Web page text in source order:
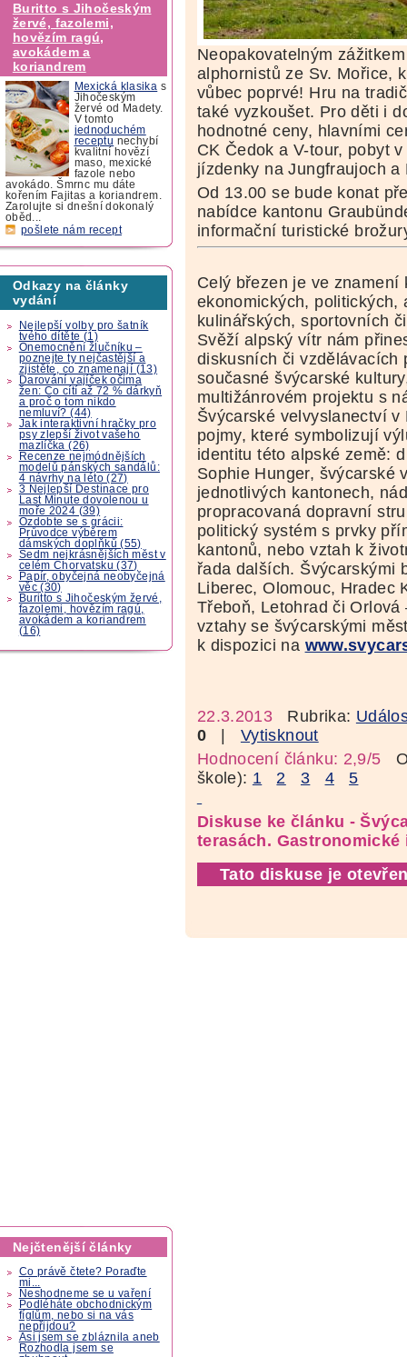
Buritto s Jihočeským
žervé, fazolemi,
hovězím ragú,
avokádem a
koriandrem
Mexická klasika s
Jihočeským
žervé od Madety.
V tomto
jednoduchém
receptu nechybí
kvalitní hovězí
maso, mexické
fazole nebo
avokádo. Šmrnc mu dáte
kořením Fajitas a koriandrem.
Zarolujte si dnešní dokonalý
oběd...
pošlete nám recept
Odkazy na články
vydání
Nejlepší volby pro šatník
tvého dítěte (1)
Onemocnění žlučníku –
poznejte ty nejčastější a
zjistěte, co znamenají (13)
Darování vajíček očima
žen: Co cítí až 72 % dárkyň
a proč o tom nikdo
nemluví? (44)
Jak interaktivní hračky pro
psy zlepší život vašeho
mazlíčka (26)
Recenze nejmódnějších
modelů pánských sandálů:
4 návrhy na léto (27)
3 Nejlepší Destinace pro
Last Minute dovolenou u
moře 2024 (39)
Ozdobte se s grácii:
Průvodce výběrem
dámských doplňků (55)
Sedm nejkrásnějších měst v
celém Chorvatsku (37)
Papír, obyčejná neobyčejná
věc (30)
Buritto s Jihočeským žervé,
fazolemi, hovězím ragú,
avokádem a koriandrem
(16)
Nejčtenější články
Co právě čtete? Poraďte
mi...
Neshodneme se u vaření
Podléháte obchodnickým
fíglům, nebo si na vás
nepřijdou?
Asi jsem se zbláznila aneb
Rozhodla jsem se
Neopakovatelným
alphornistů ze Sv. Mořice,
vůbec poprvé! Hru na
také vyzkoušet. Pro děti i
hodnotné ceny, hlavními
CK Čedok a V-tour, pobyt
jízdenky na Jungfraujoch a
Od 13.00 se bude konat
nabídce kantonu
informační turistické
Celý březen je ve
ekonomických, politických,
kulinářských, sportovních
Svěží alpský vítr nám
diskusních či vzdělávacích
současné švýcarské
multižánrovém projektu s
Švýcarské velvyslanectví
pojmy, které symbolizují
identitu této alpské země:
Sophie Hunger, švýcarské
jednotlivých kantonech,
propracovaná dopravní
politický systém s prvky
kantonů, nebo vztah k
řada dalších. Švýcarskými
Liberec, Olomouc, Hradec
Třeboň, Letohrad či
vztahy se švýcarskými
k dispozici na
22.3.2013 Rubrika:
0 | Vytisknout
Hodnocení článku: 2,9/5
škole): 1 2 3 4 5
Diskuse ke článku -
terasách.
Tato diskuse je